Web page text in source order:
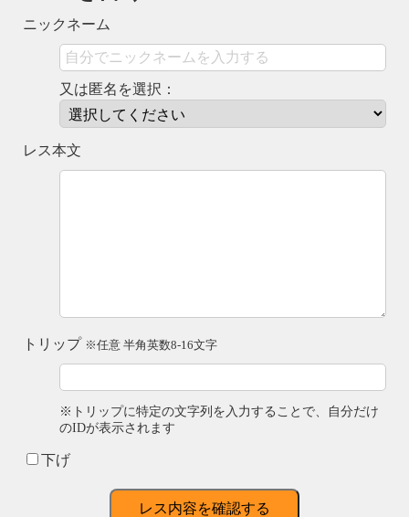
ニックネーム
又は匿名を選択：
レス本文
トリップ ※任意 半角英数8-16文字
※トリップに特定の文字列を入力することで、自分だけ
のIDが表示されます
下げ
レス内容を確認する